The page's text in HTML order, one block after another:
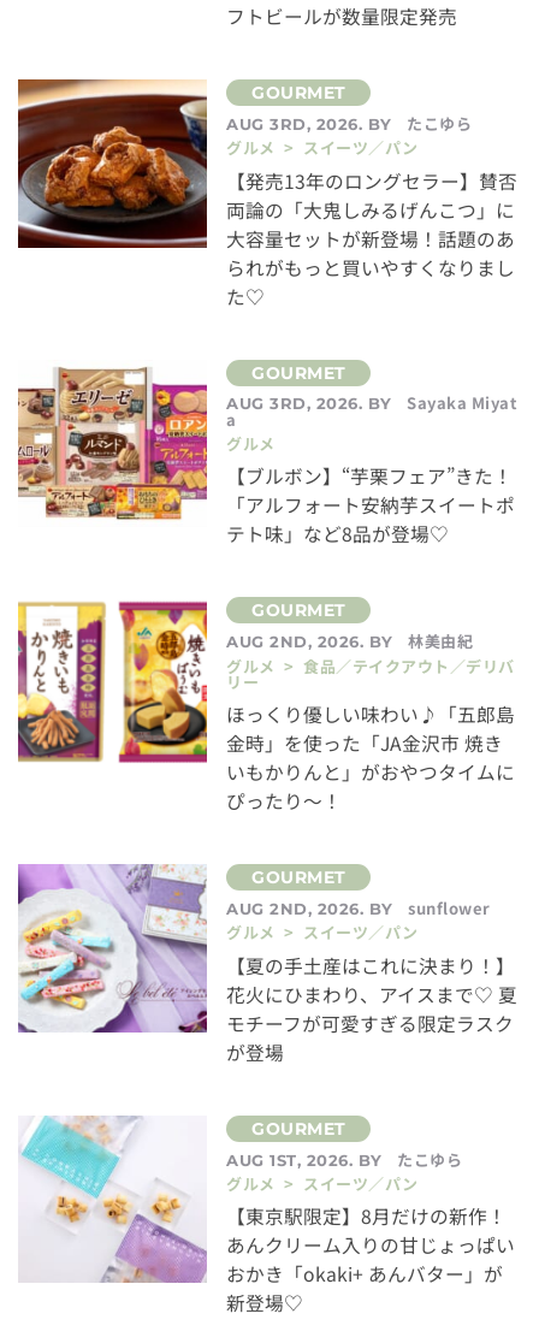
フトビールが数量限定発売
AUG 3RD, 2026. BY
たこゆら
グルメ > スイーツ／パン
【発売13年のロングセラー】賛否
両論の「大鬼しみるげんこつ」に
大容量セットが新登場！話題のあ
られがもっと買いやすくなりまし
た♡
AUG 3RD, 2026. BY Sayaka Miyat
a
グルメ
【ブルボン】“芋栗フェア”きた！
「アルフォート安納芋スイートポ
テト味」など8品が登場♡
AUG 2ND, 2026. BY
林美由紀
グルメ > 食品／テイクアウト／デリバ
リー
ほっくり優しい味わい♪「五郎島
金時」を使った「JA金沢市 焼き
いもかりんと」がおやつタイムに
ぴったり～！
AUG 2ND, 2026. BY
sunflower
グルメ > スイーツ／パン
【夏の手土産はこれに決まり！】
花火にひまわり、アイスまで♡ 夏
モチーフが可愛すぎる限定ラスク
が登場
AUG 1ST, 2026. BY
たこゆら
グルメ > スイーツ／パン
【東京駅限定】8月だけの新作！
あんクリーム入りの甘じょっぱい
おかき「okaki+ あんバター」が
新登場♡